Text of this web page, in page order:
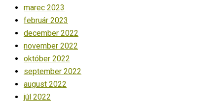
marec 2023
február 2023
december 2022
november 2022
október 2022
september 2022
august 2022
júl 2022